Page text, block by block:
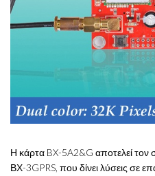
Η κάρτα BX-5A2&G αποτελεί τον
ΒΧ-3GPRS, που δίνει λύσεις σε